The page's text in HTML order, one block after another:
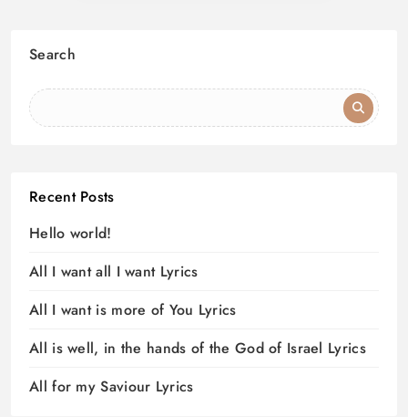
Search
Recent Posts
Hello world!
All I want all I want Lyrics
All I want is more of You Lyrics
All is well, in the hands of the God of Israel Lyrics
All for my Saviour Lyrics